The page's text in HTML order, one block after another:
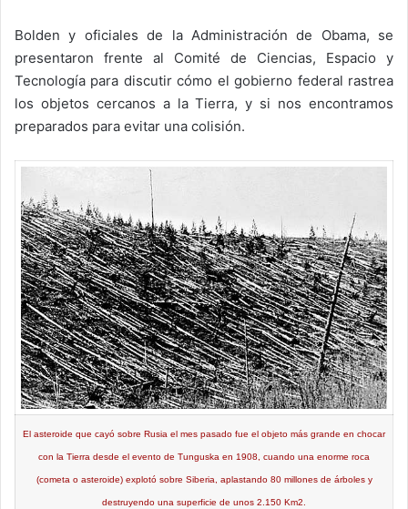
Bolden y oficiales de la Administración de Obama, se
presentaron frente al Comité de Ciencias, Espacio y
Tecnología para discutir cómo el gobierno federal rastrea
los objetos cercanos a la Tierra, y si nos encontramos
preparados para evitar una colisión.
El asteroide que cayó sobre Rusia el mes pasado fue el objeto más grande en chocar
con la Tierra desde el evento de Tunguska en 1908, cuando una enorme roca
(cometa o asteroide) explotó sobre Siberia, aplastando 80 millones de árboles y
destruyendo una superficie de unos 2.150 Km2.